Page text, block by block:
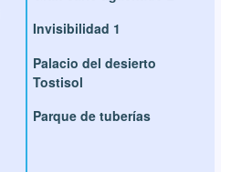
Invisibilidad 1
Palacio del desierto
Tostisol
Parque de tuberías